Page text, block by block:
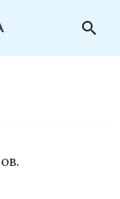
search